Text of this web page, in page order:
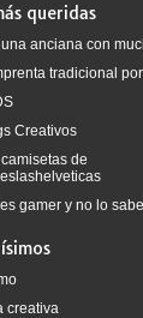
queridas
anciana con
tradicional
Creativos
de
gamer y no lo sabe
creativa